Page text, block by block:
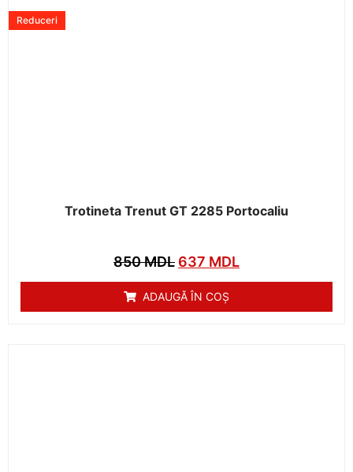
Trotineta Trenut GT 2285 Portocaliu
Reduceri
850MDL 637 MDL
ADAUGĂ ÎN COȘ